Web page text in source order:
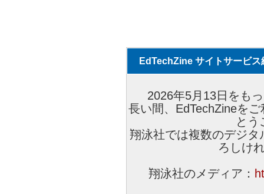
EdTechZine サイトサービス
2026年5月13日をも
長い間、EdTechZineを
とう
翔泳社では複数のデジ
ろしけ
翔泳社のメディア：